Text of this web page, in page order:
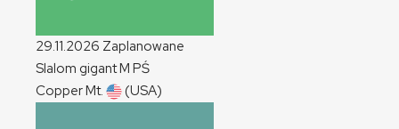
29.11.2026 Zaplanowane
Slalom gigantM PŚ
Copper Mt.
(USA)